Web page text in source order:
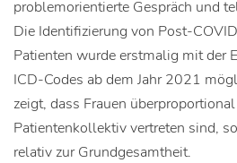
problemorientierte Gespräch und
Die Identifizierung von Post-
Patienten wurde erstmalig mit der
ICD-Codes ab dem Jahr 2021
zeigt, dass Frauen
Patientenkollektiv vertreten sind,
relativ zur Grundgesamtheit.